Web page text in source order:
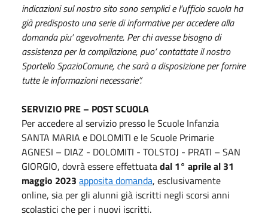
indicazioni sul nostro sito sono semplici e l'ufficio scuola ha
già predisposto una serie di informative per accedere alla
domanda piu’ agevolmente. Per chi avesse bisogno di
assistenza per la compilazione, puo’ contattate il nostro
Sportello SpazioComune, che sarà a disposizione per fornire
tutte le informazioni necessarie”.
SERVIZIO PRE – POST SCUOLA
Per accedere al servizio presso le Scuole Infanzia
SANTA MARIA e DOLOMITI e le Scuole Primarie
AGNESI – DIAZ - DOLOMITI - TOLSTOJ - PRATI – SAN
GIORGIO, dovrà essere effettuatadal 1° aprile al 31
maggio 2023 apposita domanda, esclusivamente
online, sia per gli alunni già iscritti negli scorsi anni
scolastici che per i nuovi iscritti.